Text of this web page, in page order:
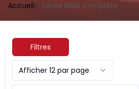
Accueil Séries Bible complète
Filtres
Afficher 12 par page